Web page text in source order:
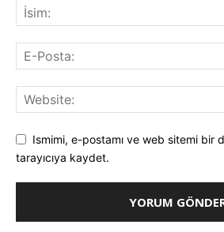
Ismimi, e-postamı ve web sitemi bir
tarayıcıya kaydet.